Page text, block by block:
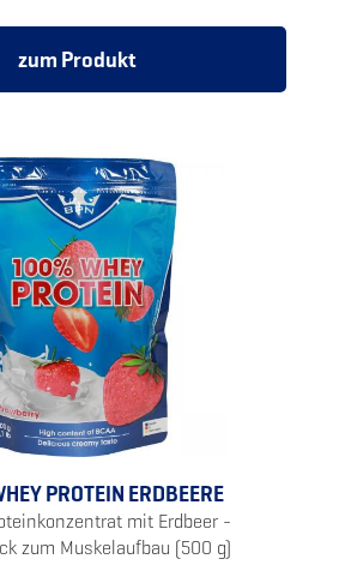
zum Produkt
PROTEIN ERDBEERE
mit Erdbeer -
zum Muskelaufbau (500 g)